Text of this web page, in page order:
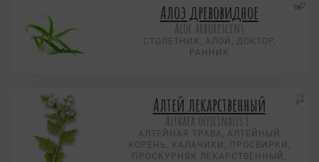
Алоэ древовидное
Aloe arborescens
СТОЛЕТНИК, АЛОЙ, ДОКТОР,
РАННИК
Алтей лекарственный
Althaea officinalis L.
АЛТЕЙНАЯ ТРАВА, АЛТЕЙНЫЙ
КОРЕНЬ, КАЛАЧИКИ, ПРОСВИРКИ,
ПРОСКУРНЯК ЛЕКАРСТВЕННЫЙ,